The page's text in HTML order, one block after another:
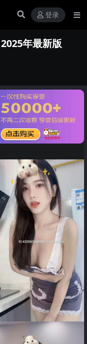
登录
年最新版